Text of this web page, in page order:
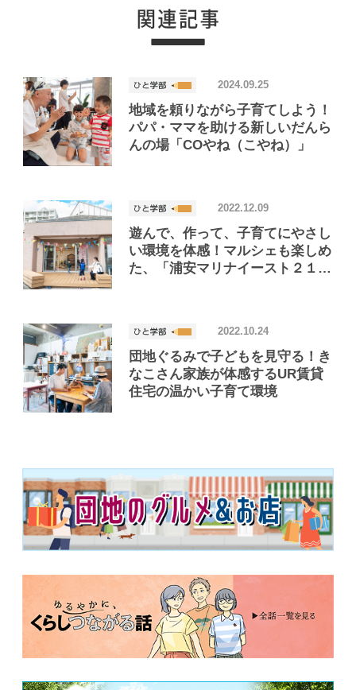
地域を頼りながら子育てしよう！
パパ・ママを助ける新しいだんら
んの場「COやね（こやね）」
2024.09.25
遊んで、作って、子育てにやさし
い環境を体感！マルシェも楽しめ
た、「浦安マリナイースト２１望
2022.12.09
団地ぐるみで子どもを見守る！き
なこさん家族が体感するUR賃貸
住宅の温かい子育て環境
2022.10.24